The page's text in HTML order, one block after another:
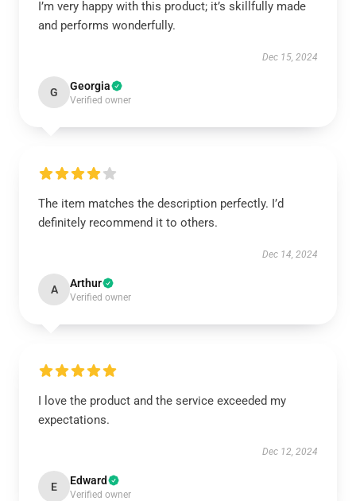
I’m very happy with this product; it’s skillfully made
and performs wonderfully.
Dec 15, 2024
G Georgia
Verified owner
The item matches the description perfectly. I’d
definitely recommend it to others.
Dec 14, 2024
A Arthur
Verified owner
I love the product and the service exceeded my
expectations.
Dec 12, 2024
E Edward
Verified owner